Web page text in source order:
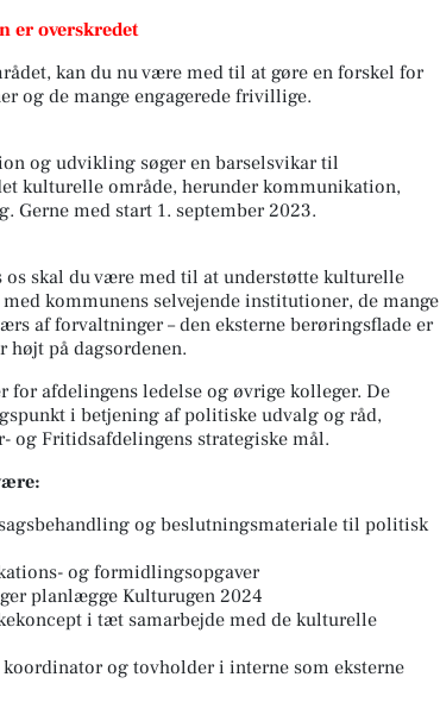
er overskredet
kan du nu være med til at gøre en forskel for
og de mange engagerede frivillige.
og udvikling søger en barselsvikar til
kulturelle område, herunder kommunikation,
Gerne med start 1. september 2023.
skal du være med til at understøtte kulturelle
kommunens selvejende institutioner, de mange
af forvaltninger – den eksterne berøringsflade er
højt på dagsordenen.
afdelingens ledelse og øvrige kolleger. De
i betjening af politiske udvalg og råd,
og Fritidsafdelingens strategiske mål.
og beslutningsmateriale til politisk
og formidlingsopgaver
planlægge Kulturugen 2024
i tæt samarbejde med de kulturelle
og tovholder i interne som eksterne
I
33,
kan du
en fredag🤩🚙👌🏼 7 nye Toyota
bZ4X er afleveret til Morsø Biler -
tak for tilliden endnu...